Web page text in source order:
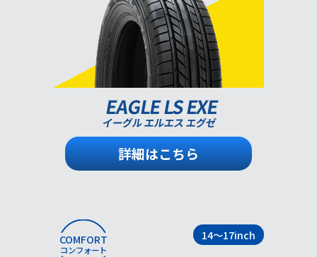
EAGLE LS EXE
イーグル エルエス エグゼ
詳細はこちら
COMFORT
コンフォート
14～17inch